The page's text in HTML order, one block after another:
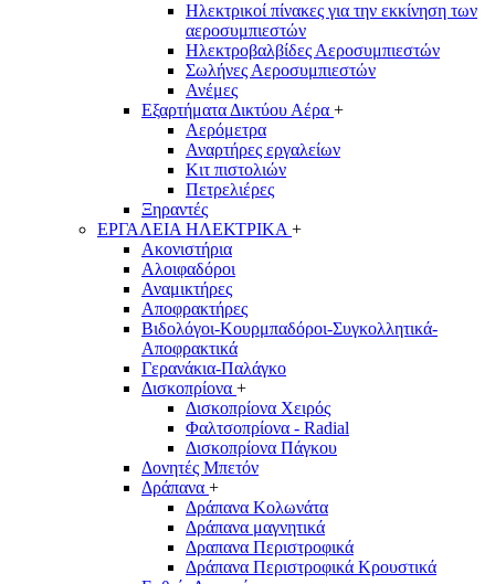
Ηλεκτρικοί πίνακες για την εκκίνηση των
αεροσυμπιεστών
Ηλεκτροβαλβίδες Αεροσυμπιεστών
Σωλήνες Αεροσυμπιεστών
Ανέμες
Εξαρτήματα Δικτύου Αέρα +
Αερόμετρα
Αναρτήρες εργαλείων
Κιτ πιστολιών
Πετρελιέρες
Ξηραντές
ΕΡΓΑΛΕΙΑ ΗΛΕΚΤΡΙΚΑ +
Ακονιστήρια
Αλοιφαδόροι
Αναμικτήρες
Αποφρακτήρες
Βιδολόγοι-Κουρμπαδόροι-Συγκολλητικά-
Αποφρακτικά
Γερανάκια-Παλάγκο
Δισκοπρίονα +
Δισκοπρίονα Χειρός
Φαλτσοπρίονα - Radial
Δισκοπρίονα Πάγκου
Δονητές Μπετόν
Δράπανα +
Δράπανα Κολωνάτα
Δράπανα μαγνητικά
Δραπανα Περιστροφικά
Δράπανα Περιστροφικά Κρουστικά